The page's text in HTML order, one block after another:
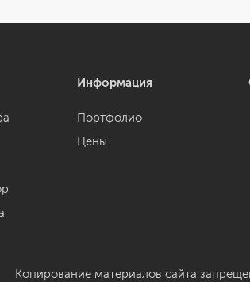
Информация
Портфолио
Цены
Копирование материалов сайта